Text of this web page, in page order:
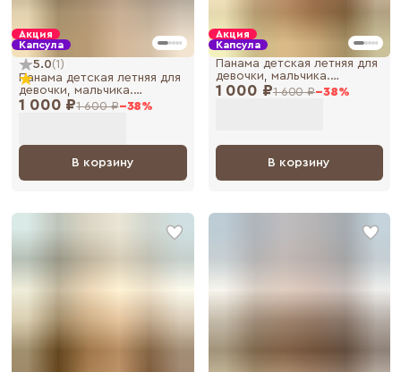
Акция
Капсула
5.0(1 )
1 000 ₽1 600 ₽−38%
Панама детская летняя для
девочки, мальчика.
Панамка для
В корзину
Акция
Капсула
1 000 ₽1 600 ₽−38%
Панама детская летняя для
девочки, мальчика.
Панамка для
В корзину